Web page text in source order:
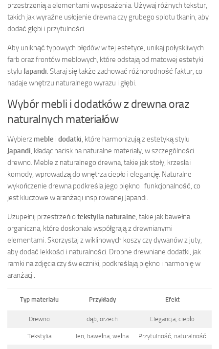
przestrzenią a elementami wyposażenia. Używaj różnych tekstur,
takich jak wyraźne usłojenie drewna czy grubego splotu tkanin, aby
dodać głębi i przytulności.
Aby uniknąć typowych błędów w tej estetyce, unikaj połyskliwych
farb oraz frontów meblowych, które odstają od matowej estetyki
stylu Japandi. Staraj się także zachować różnorodność faktur, co
nadaje wnętrzu naturalnego wyrazu i głębi.
Wybór mebli i dodatków z drewna oraz
naturalnych materiałów
Wybierz meble i dodatki, które harmonizują z estetyką stylu
Japandi, kładąc nacisk na naturalne materiały, w szczególności
drewno. Meble z naturalnego drewna, takie jak stoły, krzesła i
komody, wprowadzą do wnętrza ciepło i elegancję. Naturalne
wykończenie drewna podkreśla jego piękno i funkcjonalność, co
jest kluczowe w aranżacji inspirowanej Japandi.
Uzupełnij przestrzeń o tekstylia naturalne, takie jak bawełna
organiczna, które doskonale współgrają z drewnianymi
elementami. Skorzystaj z wiklinowych koszy czy dywanów z juty,
aby dodać lekkości i naturalności. Drobne drewniane dodatki, jak
ramki na zdjęcia czy świeczniki, podkreślają piękno i harmonię w
aranżacji.
Typ materiału Przykłady Efekt
Drewno dąb, orzech Elegancja, ciepło
Tekstylia len, bawełna, wełna Przytulność, naturalność